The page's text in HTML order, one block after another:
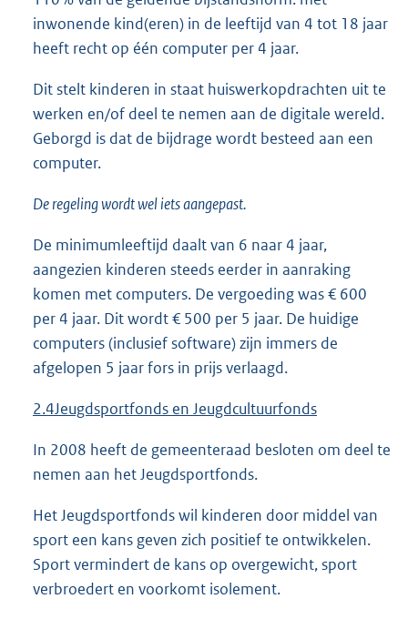
inwonende kind(eren) in de leeftijd van 4 tot 18 jaar
heeft recht op één computer per 4 jaar.
Dit stelt kinderen in staat huiswerkopdrachten uit te
werken en/of deel te nemen aan de digitale wereld.
Geborgd is dat de bijdrage wordt besteed aan een
computer.
De regeling wordt wel iets aangepast.
De minimumleeftijd daalt van 6 naar 4 jaar,
aangezien kinderen steeds eerder in aanraking
komen met computers. De vergoeding was € 600
per 4 jaar. Dit wordt € 500 per 5 jaar. De huidige
computers (inclusief software) zijn immers de
afgelopen 5 jaar fors in prijs verlaagd.
2.4Jeugdsportfonds en Jeugdcultuurfonds
In 2008 heeft de gemeenteraad besloten om deel te
nemen aan het Jeugdsportfonds.
Het Jeugdsportfonds wil kinderen door middel van
sport een kans geven zich positief te ontwikkelen.
Sport vermindert de kans op overgewicht, sport
verbroedert en voorkomt isolement.